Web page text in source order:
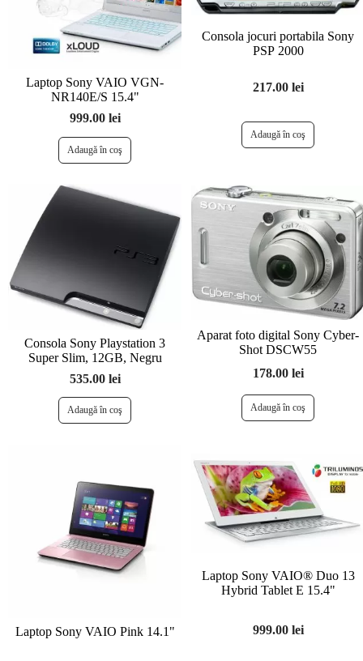
Laptop Sony VAIO VGN-
NR140E/S 15.4"
999.00 lei
Consola jocuri portabila Sony
PSP 2000
217.00 lei
Consola Sony Playstation 3
Super Slim, 12GB, Negru
535.00 lei
Aparat foto digital Sony Cyber-
Shot DSCW55
178.00 lei
Laptop Sony VAIO Pink 14.1"
Laptop Sony VAIO® Duo 13
Hybrid Tablet E 15.4"
999.00 lei